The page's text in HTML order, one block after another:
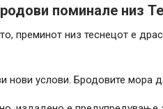
поминале низ
преминот низ теснецот е
нови услови. Бродовите мора